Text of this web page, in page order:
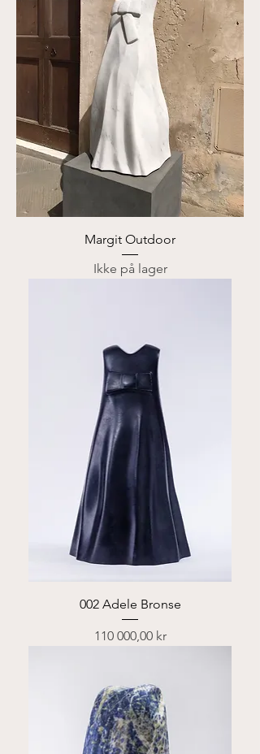
Margit Outdoor
Ikke på lager
002 Adele Bronse
Pris
110 000,00 kr